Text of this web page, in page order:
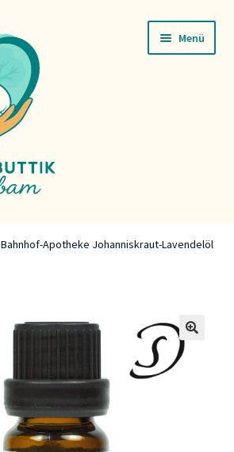
Menü
Bahnhof-Apotheke Johanniskraut-Lavendelöl